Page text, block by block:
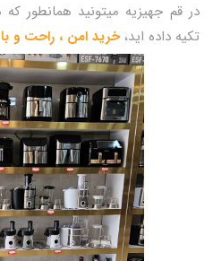
در قم جهیزیه میتونید همانطور
تکیه داده اید،خرید امن ، راحت و با